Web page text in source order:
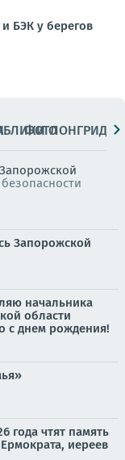
БЭК у берегов
ФОТОЛОНГРИДЫ
Запорожской
начальника
области
с днем рождения!
года чтят память
иереев